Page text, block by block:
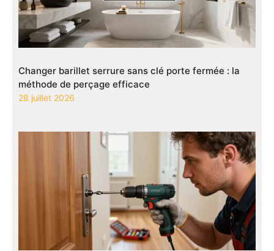
Changer barillet serrure sans clé porte fermée : la
méthode de perçage efficace
28 juillet 2026